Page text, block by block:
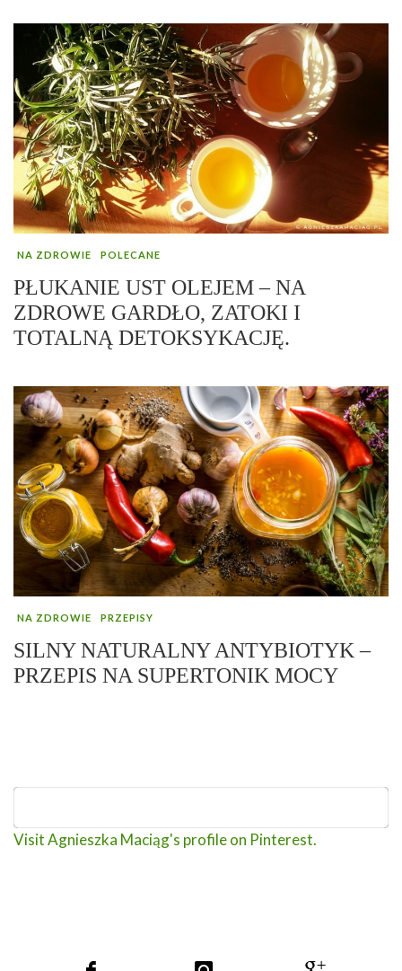
NA ZDROWIE POLECANE
PŁUKANIE UST OLEJEM – NA
ZDROWE GARDŁO, ZATOKI I
TOTALNĄ DETOKSYKACJĘ.
NA ZDROWIE PRZEPISY
SILNY NATURALNY ANTYBIOTYK –
PRZEPIS NA SUPERTONIK MOCY
Visit Agnieszka Maciąg's profile on Pinterest.